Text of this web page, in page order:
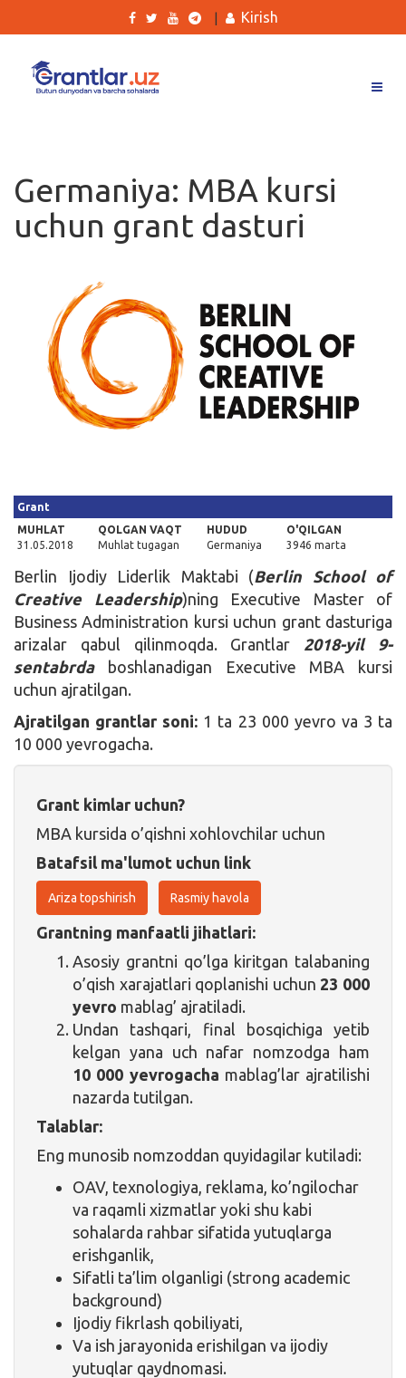
Ishlar
Kurslar
Qidirish
Kirish
Germaniya: MBA kursi
uchun grant dasturi
Grant
MUHLAT
31.05.2018
QOLGAN VAQT
Muhlat tugagan
HUDUD
Germaniya
O'QILGAN
3946 marta
Berlin Ijodiy Liderlik Maktabi (Berlin School of
Creative Leadership)ning Executive Master of
Business Administration kursi uchun grant dasturiga
arizalar qabul qilinmoqda. Grantlar 2018-yil 9-
sentabrdaboshlanadigan Executive MBA kursi
uchun ajratilgan.
Ajratilgan grantlar soni: 1 ta 23 000 yevro va 3 ta
10 000 yevrogacha.
Grant kimlar uchun?
MBA kursida o’qishni xohlovchilar uchun
Batafsil ma'lumot uchun link
Ariza topshirish Rasmiy havola
Grantning manfaatli jihatlari:
Asosiy grantni qo’lga kiritgan talabaning
o’qish xarajatlari qoplanishi uchun 23 000
yevro mablag’ ajratiladi.
Undan tashqari, final bosqichiga yetib
kelgan yana uch nafar nomzodga ham
10 000 yevrogacha mablag’lar ajratilishi
nazarda tutilgan.
Talablar:
Eng munosib nomzoddan quyidagilar kutiladi:
OAV, texnologiya, reklama, ko’ngilochar
va raqamli xizmatlar yoki shu kabi
sohalarda rahbar sifatida yutuqlarga
erishganlik,
Sifatli ta’lim olganligi (strong academic
background)
Ijodiy fikrlash qobiliyati,
Va ish jarayonida erishilgan va ijodiy
yutuqlar qaydnomasi.